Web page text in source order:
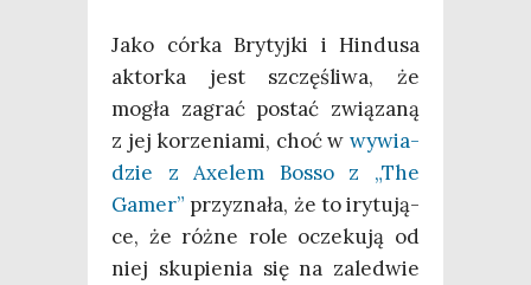
Jako cór­ka Bry­tyj­ki i Hin­du­sa
aktor­ka jest szczę­śli­wa, że
mogła zagrać postać zwią­za­ną
z jej korze­nia­mi, choć w wywia­
dzie z Axe­lem Bos­so z „The
Gamer” przy­zna­ła, że to iry­tu­ją­
ce, że róż­ne role ocze­ku­ją od
niej sku­pie­nia się na zale­d­wie